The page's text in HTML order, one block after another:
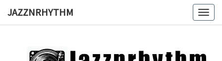
JAZZNRHYTHM